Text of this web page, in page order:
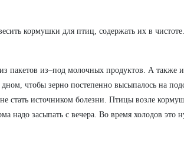
кормушки для птиц, содержать их в
пакетов из–под молочных продуктов. А также
чтобы зерно постепенно высыпалось на
стать источником болезни. Птицы возле
надо засыпать с вечера. Во время холодов это